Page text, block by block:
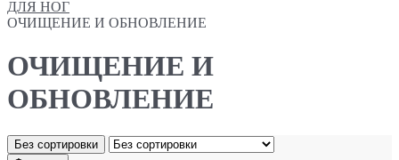
ДЛЯ НОГ
ОЧИЩЕНИЕ И ОБНОВЛЕНИЕ
ОЧИЩЕНИЕ И
ОБНОВЛЕНИЕ
Без сортировки